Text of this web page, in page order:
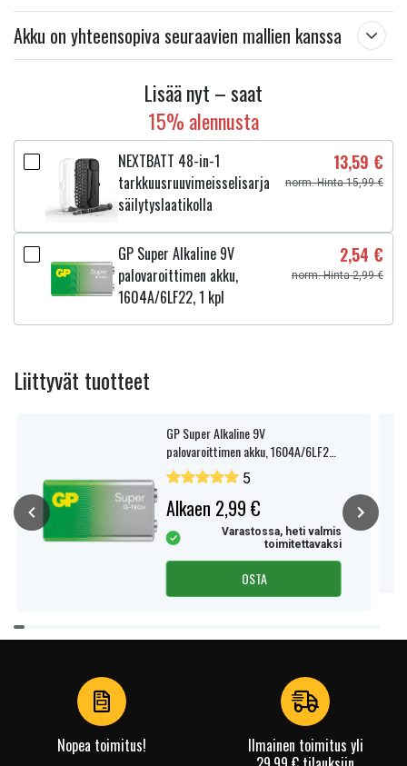
Merkki: Green Cell
Lue ominaisuuksien merkityksestä
Akku on yhteensopiva seuraavien mallien kanssa
Lisää nyt – saat
15% alennusta
NEXTBATT 48-in-1
tarkkuusruuvimeisselisarja
säilytyslaatikolla
13,59 €
norm. Hinta 15,99 €
GP Super Alkaline 9V
palovaroittimen akku,
1604A/6LF22, 1 kpl
2,54 €
norm. Hinta 2,99 €
Liittyvät tuotteet
GP Super Alkaline 9V
palovaroittimen akku, 1604A/6LF22,
1 kpl
5
Alkaen 2,99 €
Varastossa, heti valmis
toimitettavaksi
OSTA
Item
1
Nopea toimitus!
Ilmainen toimitus yli